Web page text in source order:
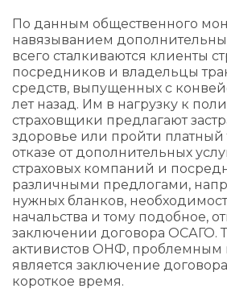
По данным общественного
навязыванием
всего сталкиваются клиенты
посредников и владельцы
средств, выпущенных с
лет назад. Им в нагрузку к
страховщики предлагают
здоровье или пройти платный
отказе от дополнительных
страховых компаний и
различными предлогами,
нужных бланков,
начальства и тому подобное,
заключении договора ОСАГО.
активистов ОНФ, проблемным
является заключение
короткое время.